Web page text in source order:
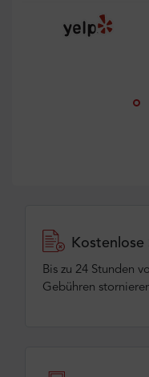
Bis zu 24 Stunden
Gebühren